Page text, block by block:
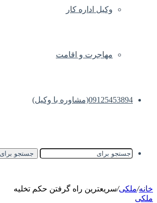
وکیل اداره کار
مهاجرت و اقامت
09125453894(مشاوره با وکیل)
جستجو برای
خانه/ملکی/سریعترین راه گرفتن حکم تخلیه
ملکی